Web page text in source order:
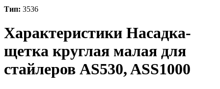
Тип: 3536
Характеристики Насадка-
щетка круглая малая для
стайлеров AS530, ASS1000